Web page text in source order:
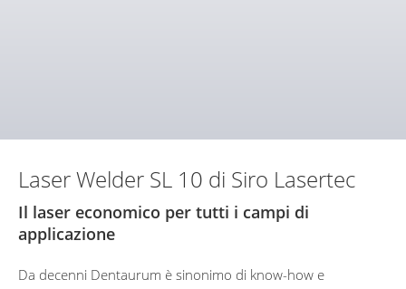
Laser Welder SL 10 di Siro Lasertec
Il laser economico per tutti i campi di
applicazione
Da decenni Dentaurum è sinonimo di know-how e